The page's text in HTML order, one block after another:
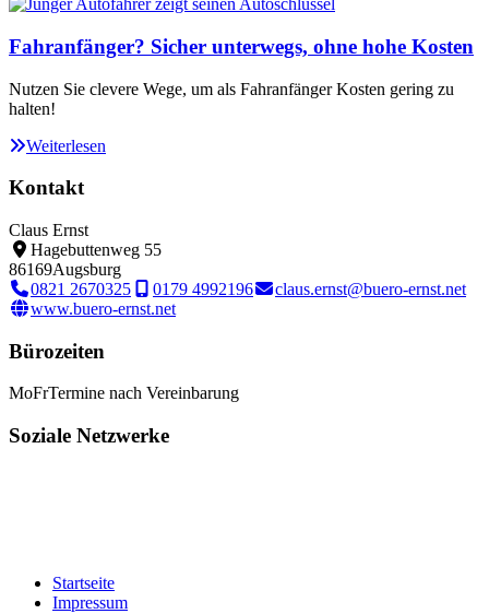
Fahranfänger? Sicher unterwegs, ohne hohe Kosten
Nutzen Sie clevere Wege, um als Fahranfänger Kosten gering zu
halten!
Weiterlesen
Kontakt
Claus Ernst
Hagebuttenweg 55
86169Augsburg
0821 2670325
0179 4992196
claus.ernst@buero-ernst.net
www.buero-ernst.net
Bürozeiten
MoFrTermine nach Vereinbarung
Soziale Netzwerke
Startseite
Impressum